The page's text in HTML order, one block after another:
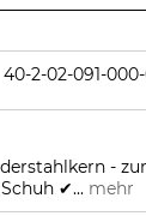
40-2-02-091-
-
✔... mehr